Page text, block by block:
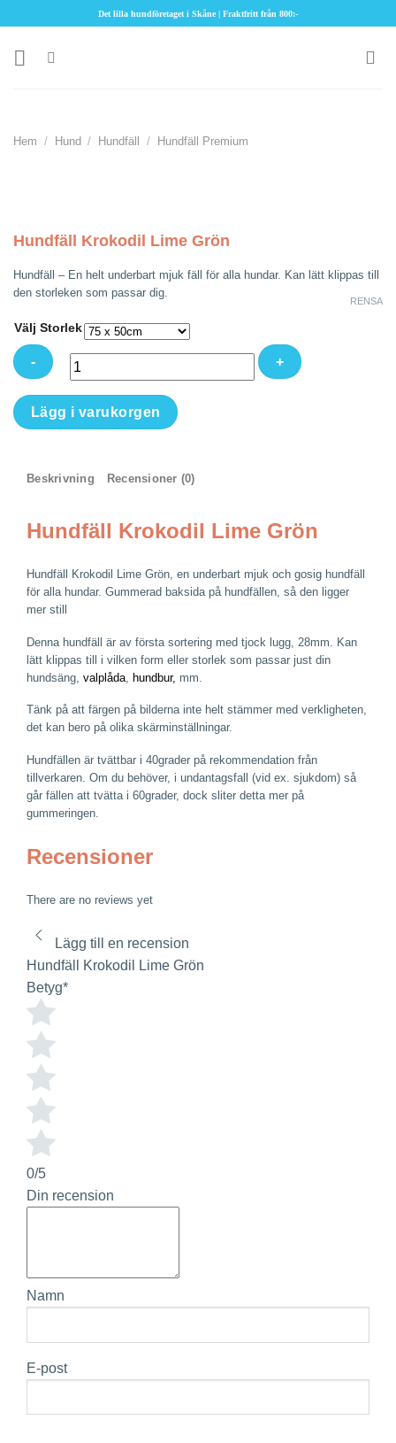
content
Det lilla hundföretaget i Skåne | Fraktfritt från 800:-
Hem / Hund / Hundfäll / Hundfäll Premium
Hundfäll Krokodil Lime Grön
Hundfäll – En helt underbart mjuk fäll för alla hundar. Kan lätt klippas till
den storleken som passar dig.
Välj Storlek
RENSA
Hundfäll
Krokodil
mängd
Lägg i varukorgen
Beskrivning Recensioner (0)
Hundfäll Krokodil Lime Grön
Hundfäll Krokodil Lime Grön, en underbart mjuk och gosig hundfäll
för alla hundar. Gummerad baksida på hundfällen, så den ligger
mer still
Denna hundfäll är av första sortering med tjock lugg, 28mm. Kan
lätt klippas till i vilken form eller storlek som passar just din
hundsäng, valplåda hundbur, mm.
Tänk på att färgen på bilderna inte helt stämmer med verkligheten,
det kan bero på olika skärminställningar.
Hundfällen är tvättbar i 40grader på rekommendation från
tillverkaren. Om du behöver, i undantagsfall (vid ex. sjukdom) så
går fällen att tvätta i 60grader, dock sliter detta mer på
gummeringen.
Recensioner
There are no reviews yet
Lägg till en recension
Hundfäll Krokodil Lime Grön
Betyg*
0/5
Din recension
Namn
E-post